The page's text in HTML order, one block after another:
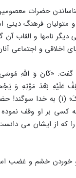
حضرات
و متولیان فرهنگ دینی
نامها و القاب آن
اخلاقی و اجتماعی
گفت: «کَانَ وَ اللَّهِ
عَلَیْهِ بَعْدَ مَوْتِهِ وَ
إِمَامَتَهُ فَکَانَ یَکْظِمُ غَیْظَهُ عَلَیْهِمْ وَ لَا یُبْدِی لَهُمْ مَا یَعْرِفُهُ مِنْهُمْ
کسی بر او وقف
که از ایشان می
خوردن خشم و غضب